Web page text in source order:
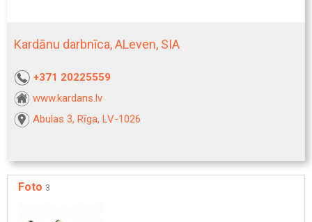
Kardānu darbnīca, ALeven, SIA
+371 20225559
www.kardans.lv
Abulas 3, Rīga, LV-1026
Foto 3